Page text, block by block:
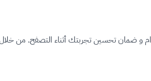
و ضمان تحسين تجربتك أثناء التصفح. من